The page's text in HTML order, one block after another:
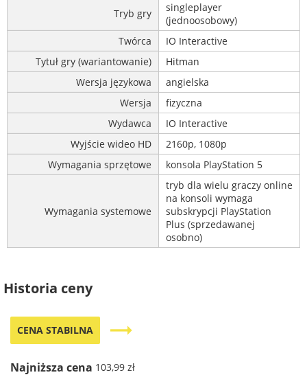
Tryb gry
singleplayer
(jednoosobowy)
Twórca
IO Interactive
Tytuł gry (wariantowanie)
Hitman
Wersja językowa
angielska
Wersja
fizyczna
Wydawca
IO Interactive
Wyjście wideo HD
2160p, 1080p
Wymagania sprzętowe
konsola PlayStation 5
Wymagania systemowe
tryb dla wielu graczy online
na konsoli wymaga
subskrypcji PlayStation
Plus (sprzedawanej
osobno)
Historia ceny
CENA STABILNA trending_flat
Najniższa cena 103,99 zł